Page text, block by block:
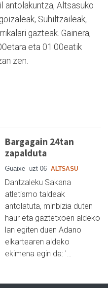
antolakuntza, Altsasuko
Suhiltzaileak,
gazteak. Gainera,
eta 01:00eatik
zen.
Bargagain 24tan
zapalduta
Guaixe uzt 06 ALTSASU
Dantzaleku Sakana
atletismo taldeak
antolatuta, minbizia duten
haur eta gaztetxoen aldeko
lan egiten duen Adano
elkartearen aldeko
ekimena egin da: '…